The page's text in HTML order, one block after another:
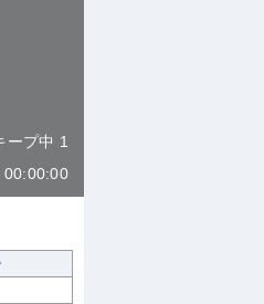
ープ中 1
00:00:00